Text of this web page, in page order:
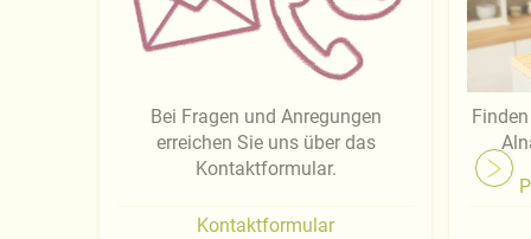
Bei Fragen und Anregungen
erreichen Sie uns über das
Kontaktformular.
Kontaktformular